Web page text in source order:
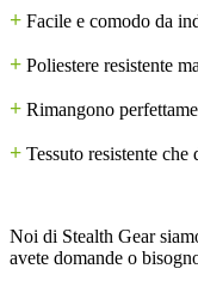
+ Facile e comodo da
+ Poliestere resistente
+ Rimangono
+ Tessuto resistente che
Noi di Stealth Gear
avete domande o